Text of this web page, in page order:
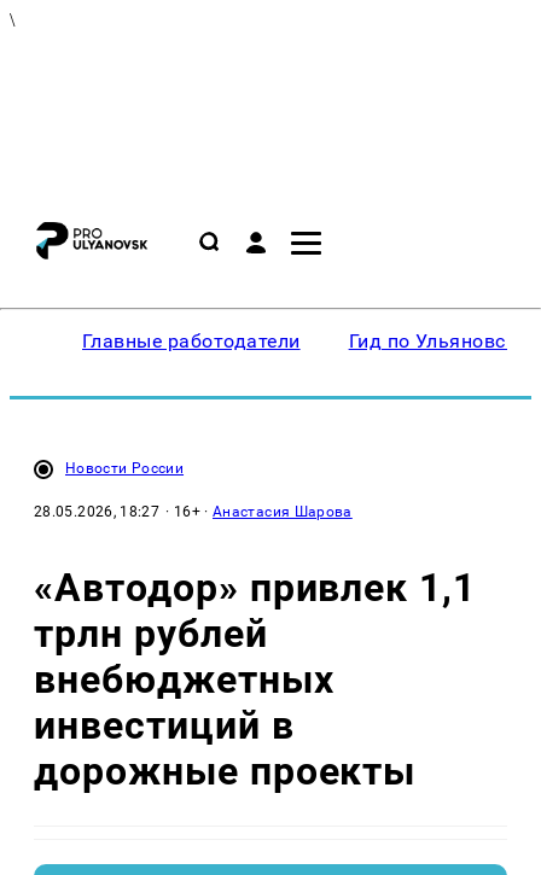
\
Главные работодатели Гид по Ульяновску
Новости России
28.05.2026, 18:27 · 16+ ·Анастасия Шарова
«Автодор» привлек 1,1
трлн рублей
внебюджетных
инвестиций в
дорожные проекты